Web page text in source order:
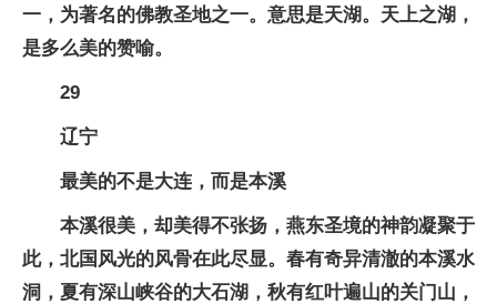
一，为著名的佛教圣地之一。意思是天湖。天上之湖，
是多么美的赞喻。
29
辽宁
最美的不是大连，而是本溪
本溪很美，却美得不张扬，燕东圣境的神韵凝聚于
此，北国风光的风骨在此尽显。春有奇异清澈的本溪水
洞，夏有深山峡谷的大石湖，秋有红叶遍山的关门山，